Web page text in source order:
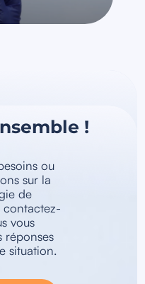
!
ou
sur la
de
contactez-
vous
réponses
situation.